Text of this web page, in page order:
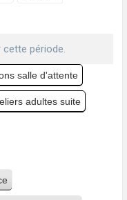
cette période.
salle d'attente
adultes suite